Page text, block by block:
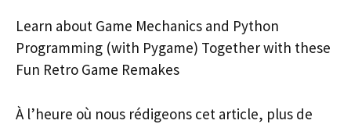
Learn about Game Mechanics and Python
Programming (with Pygame) Together with these
Fun Retro Game Remakes
À l’heure où nous rédigeons cet article, plus de